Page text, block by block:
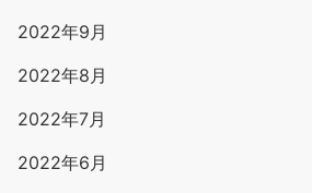
2022年9月
2022年8月
2022年7月
2022年6月